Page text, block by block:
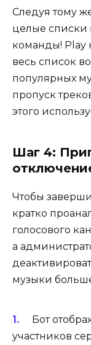
Следуя тому
целые списки
команды! Play
весь список
популярных
пропуск
этого
Шаг 4:
Чтобы
кратко
голосового
а
музыки
Бот
участников